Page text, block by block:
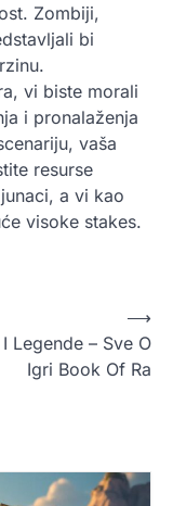
Zombiji,
bi
vi biste morali
i pronalaženja
vaša
resurse
a vi kao
visoke stakes.
Legende – Sve O
Igri Book Of Ra
⟶